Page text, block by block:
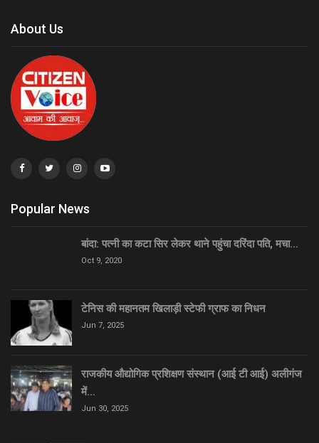
About Us
Popular News
बांदा: पत्नी का कटा सिर लेकर थाने पहुंचा दरिंदा पति, मचा…
Oct 9, 2020
टेनिस की महानतम खिलाड़ी स्टेफी ग्राफ का निधन
Jun 7, 2025
राजकीय औद्योगिक प्रशिक्षण संस्थान (आई टी आई) अलीगंज
में…
Jun 30, 2025